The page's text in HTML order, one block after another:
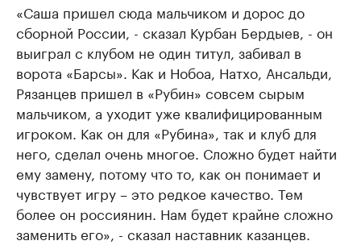
«Саша пришел сюда мальчиком и дорос до
сборной России, - сказал Курбан Бердыев, - он
выиграл с клубом не один титул, забивал в
ворота «Барсы». Как и Нобоа, Натхо, Ансальди,
Рязанцев пришел в «Рубин» совсем сырым
мальчиком, а уходит уже квалифицированным
игроком. Как он для «Рубина», так и клуб для
него, сделал очень многое. Сложно будет найти
ему замену, потому что то, как он понимает и
чувствует игру – это редкое качество. Тем
более он россиянин. Нам будет крайне сложно
заменить его», - сказал наставник казанцев.